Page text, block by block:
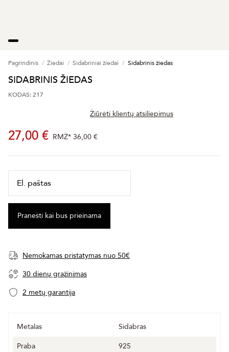
Pagrindinis Žiedai Sidabriniai žiedai Sidabrinis žiedas
SIDABRINIS ŽIEDAS
KODAS: 217
Žiūrėti klientų atsiliepimus
27,00 € RMŽ* 36,00 €
Nemokamas pristatymas nuo 50€
30 dienų grąžinimas
2 metų garantija
Metalas
Sidabras
Praba
925